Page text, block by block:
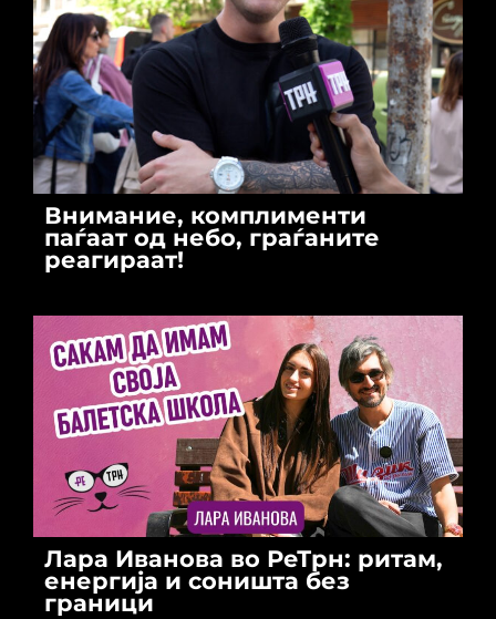
Внимание, комплименти
паѓаат од небо, граѓаните
реагираат!
Лара Иванова во РеТрн: ритам,
енергија и соништа без
граници